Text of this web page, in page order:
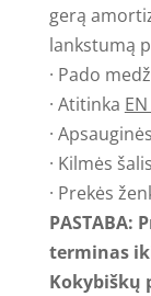
gerą
lankstumą
· Pado
· Atitinka
·
· Kilmės
· Prekės
PASTABA:
terminas
Kokybiškų